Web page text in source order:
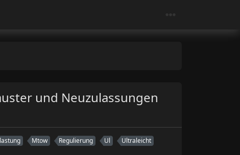
und Neuzulassungen
Mtow Regulierung Ul
Ultraleicht